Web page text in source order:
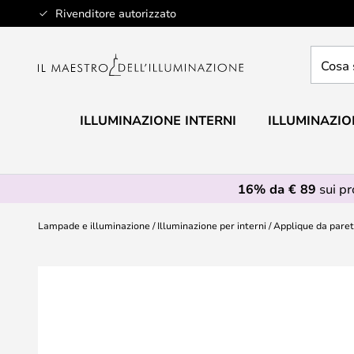
Rivenditore autorizzato
Salta
al
stai
ILLUMINAZIONE INTERNI
16% da € 89 sui
Lampade e illuminazione Illuminazione per interni Applique da